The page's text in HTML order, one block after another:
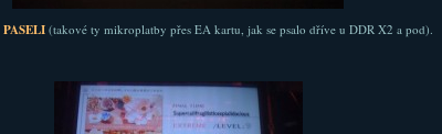
PASELI (takové ty mikroplatby přes EA kartu, jak se psalo dříve u DDR X2 a pod).